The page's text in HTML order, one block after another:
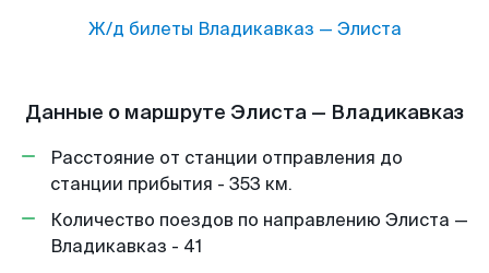
Ж/д билеты Владикавказ — Элиста
Данные о маршруте Элиста — Владикавказ
Расстояние от станции отправления до
станции прибытия - 353 км.
Количество поездов по направлению Элиста —
Владикавказ - 41